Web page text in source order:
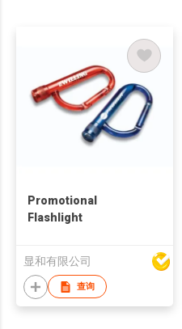
Promotional
Flashlight
显和有限公司
查询